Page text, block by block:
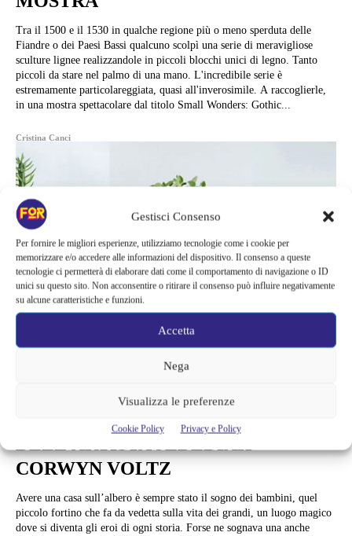
Gestisci Consenso
Per fornire le migliori esperienze, utilizziamo tecnologie come i cookie per
memorizzare e/o accedere alle informazioni del dispositivo. Il consenso a queste
tecnologie ci permetterà di elaborare dati come il comportamento di navigazione o ID
unici su questo sito. Non acconsentire o ritirare il consenso può influire negativamente
su alcune caratteristiche e funzioni.
Accetta
Nega
Visualizza le preferenze
Cookie Policy Privacy e Policy
Tra il 1500 e il 1530 in qualche regione più o meno sperduta delle
Fiandre o dei Paesi Bassi qualcuno scolpì una serie di meravigliose
sculture lignee realizzandole in piccoli blocchi unici di legno. Tanto
piccoli da stare nel palmo di una mano. L'incredibile serie è
estremamente particolareggiata, quasi all'inverosimile. A raccoglierle,
in una mostra spettacolare dal titolo Small Wonders: Gothic...
Cristina Canci
LE MINI CASE SU MINI ALBERI
DELL’ARTISTA JEDEDIAH
CORWYN VOLTZ
Avere una casa sull’albero è sempre stato il sogno dei bambini, quel
piccolo fortino che fa da vedetta sulla vita dei grandi, un luogo magico
dove si diventa gli eroi di ogni storia. Forse ne sognava una anche